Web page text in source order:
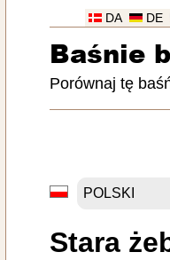
DE
DA
Baśnie
Porównaj tę
Stara